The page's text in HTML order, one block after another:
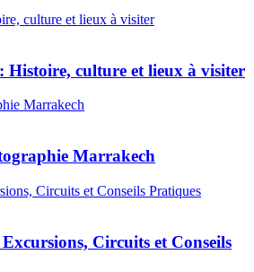
culture et lieux à visiter
culture et lieux à visiter
Marrakech
Marrakech
Circuits et Conseils Pratiques
Circuits et Conseils